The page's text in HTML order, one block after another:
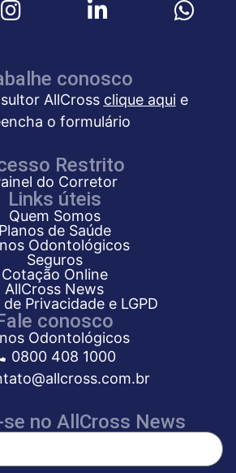
conosco
AllCross clique aquie
o formulário
Restrito
do Corretor
Links úteis
Quem Somos
Planos de Saúde
Odontológicos
Seguros
Cotação Online
AllCross News
Privacidade e LGPD
conosco
Odontológicos
0800 408 1000
no AllCross News